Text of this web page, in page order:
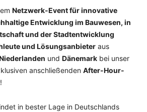
Netzwerk-Event für innovative
Entwicklung im Bauwesen, in
und der Stadtentwicklung
leute und Lösungsanbieter aus
und Dänemark bei unser
anschließenden After-Hour-
!
in bester Lage in Deutschlands